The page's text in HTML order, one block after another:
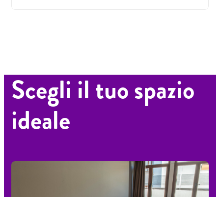
Scegli il tuo spazio
ideale